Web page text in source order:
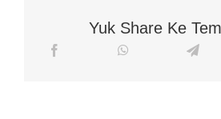
Yuk Share Ke